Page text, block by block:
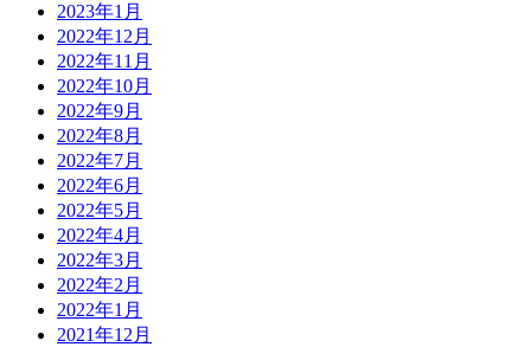
2023年1月
2022年12月
2022年11月
2022年10月
2022年9月
2022年8月
2022年7月
2022年6月
2022年5月
2022年4月
2022年3月
2022年2月
2022年1月
2021年12月